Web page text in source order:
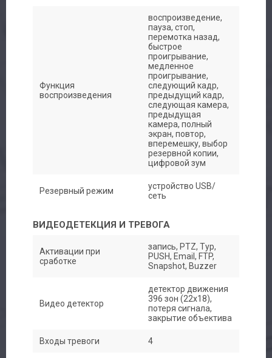
Функция
воспроизведения
воспроизведение,
пауза, стоп,
перемотка назад,
быстрое
проигрывание,
медленное
проигрывание,
следующий кадр,
предыдущий кадр,
следующая камера,
предыдущая
камера, полный
экран, повтор,
вперемешку, выбор
резервной копии,
цифровой зум
Резервный режим
устройство USB/
сеть
ВИДЕОДЕТЕКЦИЯ И ТРЕВОГА
Активации при
сработке
запись, PTZ, Тур,
PUSH, Email, FTP,
Snapshot, Buzzer
Видео детектор
детектор движения
396 зон (22х18),
потеря сигнала,
закрытие объектива
Входы тревоги 4